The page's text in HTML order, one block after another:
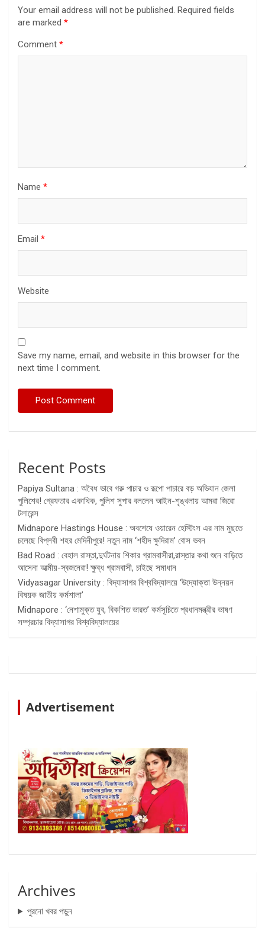
Your email address will not be published. Required fields
are marked *
Comment *
Name *
Email *
Website
Save my name, email, and website in this browser for the
next time I comment.
Recent Posts
Papiya Sultana : অবৈধ ভাবে গরু পাচার ও রূপো পাচারে বড় অভিযান জেলা
পুলিশের! গ্রেফতার একাধিক, পুলিশ সুপার বললেন আইন-শৃঙ্খলায় আমরা জিরো
টলারেন্স
Midnapore Hastings House : অবশেষে ওয়ারেন হেস্টিংস এর নাম মুছতে
চলেছে বিপ্লবী শহর মেদিনীপুরে! নতুন নাম ‘শহীদ ক্ষুদিরাম’ বোস ভবন
Bad Road : বেহাল রাস্তা,দুর্ঘটনায় শিকার গ্রামবাসীরা,রাস্তার কথা শুনে বাড়িতে
আসেনা আত্মীয়-স্বজনেরা! ক্ষুব্ধ গ্রামবাসী, চাইছে সমাধান
Vidyasagar University : বিদ্যাসাগর বিশ্ববিদ্যালয়ে ‘উদ্যোক্তা উন্নয়ন
বিষয়ক জাতীয় কর্মশালা’
Midnapore : ‘নেশামুক্ত যুব, বিকশিত ভারত’ কর্মসূচিতে প্রধানমন্ত্রীর ভাষণ
সম্প্রচার বিদ্যাসাগর বিশ্ববিদ্যালয়ের
Advertisement
Archives
পুরনো খবর পড়ুন